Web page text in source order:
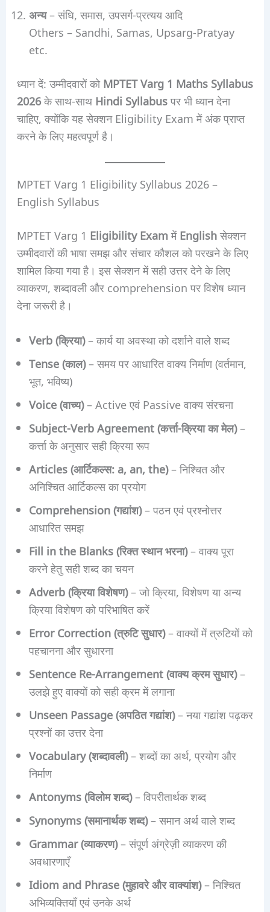
अन्य– संधि, समास, उपसर्ग-प्रत्यय आदि
Others – Sandhi, Samas, Upsarg-Pratyay
etc.
ध्यान दें: उम्मीदवारों कोMPTET Varg 1 Maths Syllabus
2026के साथ-साथ Hindi Syllabusपर भी ध्यान देना
चाहिए, क्योंकि यह सेक्शन Eligibility Exam में अंक प्राप्त
करने के लिए महत्वपूर्ण है।
MPTET Varg 1 Eligibility Syllabus 2026 –
English Syllabus
MPTET Varg 1 Eligibility ExamमेंEnglishसेक्शन
उम्मीदवारों की भाषा समझ और संचार कौशल को परखने के लिए
शामिल किया गया है। इस सेक्शन में सही उत्तर देने के लिए
व्याकरण, शब्दावली और comprehension पर विशेष ध्यान
देना जरूरी है।
Verb (क्रिया)– कार्य या अवस्था को दर्शाने वाले शब्द
Tense (काल)– समय पर आधारित वाक्य निर्माण (वर्तमान,
भूत, भविष्य)
Voice (वाच्य)– Active एवं Passive वाक्य संरचना
Subject-Verb Agreement (कर्त्ता-क्रिया का मेल)–
कर्त्ता के अनुसार सही क्रिया रूप
Articles (आर्टिकल्स: a, an, the)– निश्चित और
अनिश्चित आर्टिकल्स का प्रयोग
Comprehension (गद्यांश)– पठन एवं प्रश्नोत्तर
आधारित समझ
Fill in the Blanks (रिक्त स्थान भरना)– वाक्य पूरा
करने हेतु सही शब्द का चयन
Adverb (क्रिया विशेषण)– जो क्रिया, विशेषण या अन्य
क्रिया विशेषण को परिभाषित करें
Error Correction (त्रुटि सुधार)– वाक्यों में त्रुटियों को
पहचानना और सुधारना
Sentence Re-Arrangement (वाक्य क्रम सुधार)–
उलझे हुए वाक्यों को सही क्रम में लगाना
Unseen Passage (अपठित गद्यांश)– नया गद्यांश पढ़कर
प्रश्नों का उत्तर देना
Vocabulary (शब्दावली)– शब्दों का अर्थ, प्रयोग और
निर्माण
Antonyms (विलोम शब्द)– विपरीतार्थक शब्द
Synonyms (समानार्थक शब्द)– समान अर्थ वाले शब्द
Grammar (व्याकरण)– संपूर्ण अंग्रेज़ी व्याकरण की
अवधारणाएँ
Idiom and Phrase (मुहावरे और वाक्यांश)– निश्चित
अभिव्यक्तियाँ एवं उनके अर्थ